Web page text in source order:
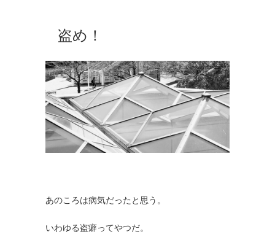
盗め！
あのころは病気だったと思う。
いわゆる盗癖ってやつだ。